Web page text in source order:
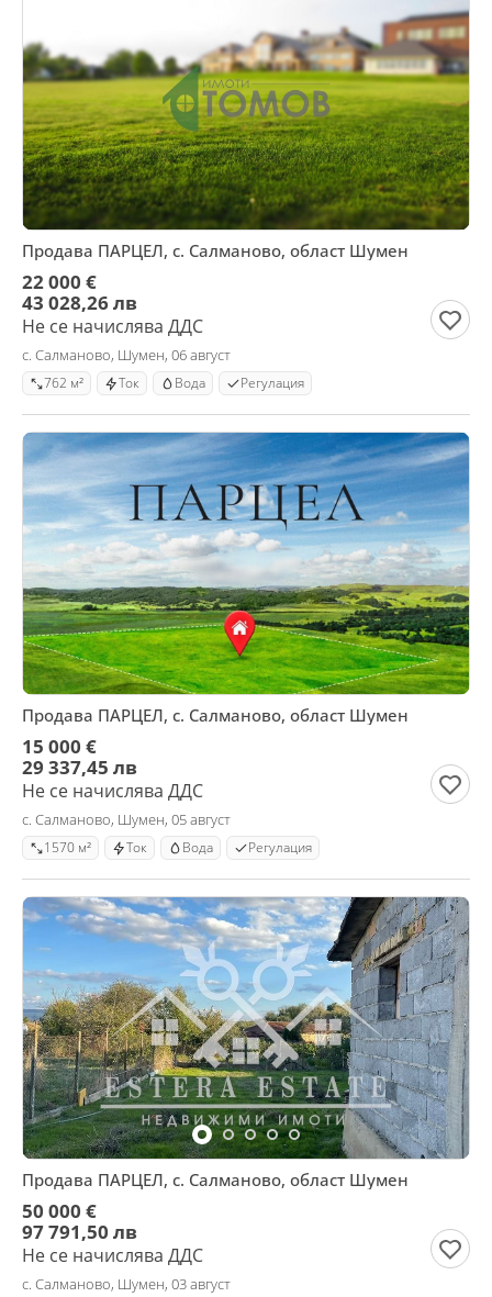
Продава ПАРЦЕЛ, с. Салманово, област Шумен
22 000 €
43 028,26 лв
Не се начислява ДДС
с. Салманово, Шумен, 06 август
762 м² Ток Вода Регулация
Продава ПАРЦЕЛ, с. Салманово, област Шумен
15 000 €
29 337,45 лв
Не се начислява ДДС
с. Салманово, Шумен, 05 август
1570 м² Ток Вода Регулация
Продава ПАРЦЕЛ, с. Салманово, област Шумен
50 000 €
97 791,50 лв
Не се начислява ДДС
с. Салманово, Шумен, 03 август